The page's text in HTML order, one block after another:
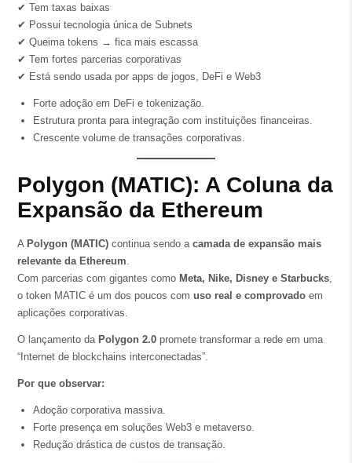
✔ Tem taxas baixas
✔ Possui tecnologia única de Subnets
✔ Queima tokens → fica mais escassa
✔ Tem fortes parcerias corporativas
✔ Está sendo usada por apps de jogos, DeFi e Web3
Forte adoção em DeFi e tokenização.
Estrutura pronta para integração com instituições financeiras.
Crescente volume de transações corporativas.
Polygon (MATIC): A Coluna da
Expansão da Ethereum
A Polygon (MATIC)continua sendo a camada de expansão mais
relevante da Ethereum.
Com parcerias com gigantes como Meta, Nike, Disney e Starbucks,
o token MATIC é um dos poucos com uso real e comprovadoem
aplicações corporativas.
O lançamento da Polygon 2.0promete transformar a rede em uma
“Internet de blockchains interconectadas”.
Por que observar:
Adoção corporativa massiva.
Forte presença em soluções Web3 e metaverso.
Redução drástica de custos de transação.